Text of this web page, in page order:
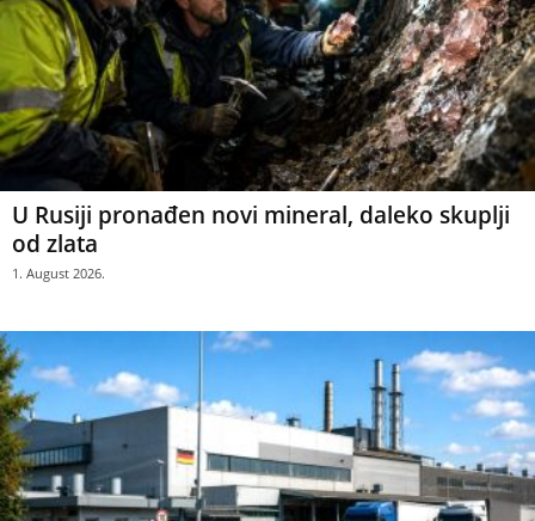
U Rusiji pronađen novi mineral, daleko skuplji
od zlata
1. August 2026.